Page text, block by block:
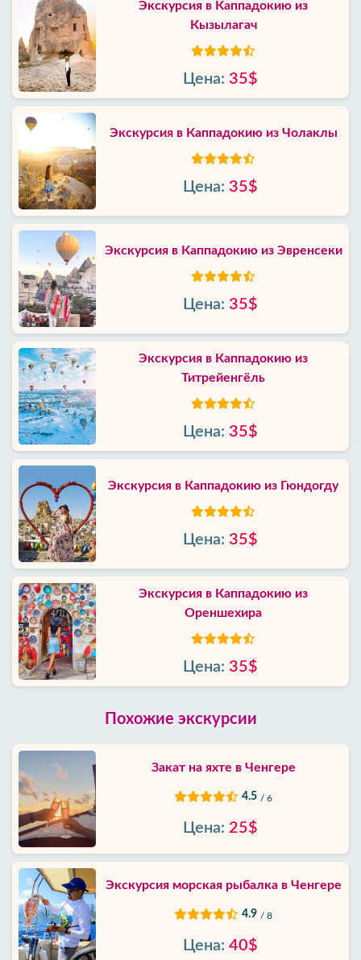
Экскурсия в Каппадокию из
Кызылагач
Цена: 35$
Экскурсия в Каппадокию из Чолаклы
Цена: 35$
Экскурсия в Каппадокию из Эвренсеки
Цена: 35$
Экскурсия в Каппадокию из
Титрейенгёль
Цена: 35$
Экскурсия в Каппадокию из Гюндогду
Цена: 35$
Экскурсия в Каппадокию из
Ореншехира
Цена: 35$
Похожие экскурсии
Закат на яхте в Ченгере
4.5 / 6
Цена: 25$
Экскурсия морская рыбалка в Ченгере
4.9 / 8
Цена: 40$